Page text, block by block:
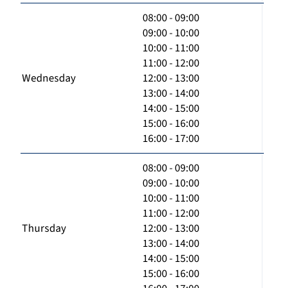
Wednesday
08:00 - 09:00
09:00 - 10:00
10:00 - 11:00
11:00 - 12:00
12:00 - 13:00
13:00 - 14:00
14:00 - 15:00
15:00 - 16:00
16:00 - 17:00
Thursday
08:00 - 09:00
09:00 - 10:00
10:00 - 11:00
11:00 - 12:00
12:00 - 13:00
13:00 - 14:00
14:00 - 15:00
15:00 - 16:00